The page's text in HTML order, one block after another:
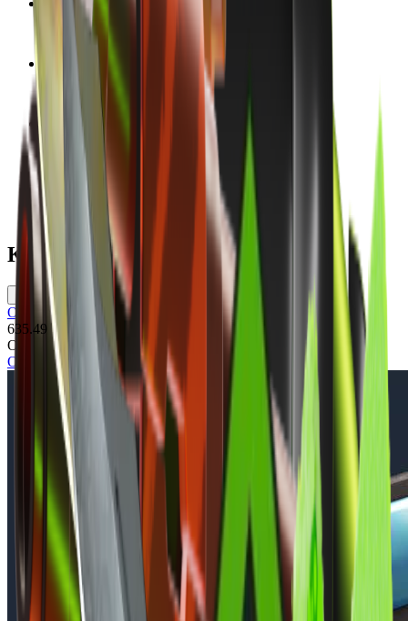
Коллекция
The Breakout Collection
Дата выпуска
1 июля 2014 г.
Команда
Обе команды
Версия модели
CS:GO
Кейсы
Operation Breakout Weapon Case
635.49
Осмотр скина
Осмотреть в игре